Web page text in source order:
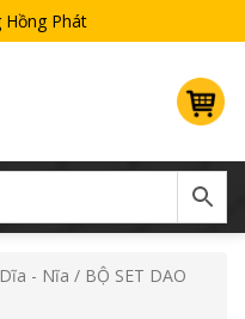
Phát
- Nĩa / BỘ SET DAO